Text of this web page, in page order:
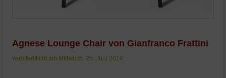
Agnese Lounge Chair von Gianfranco Frattini
veröffentlicht am Mittwoch, 25. Juni 2014